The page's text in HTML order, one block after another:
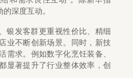
深度互动。
银发客群更重视性价比、精细
业不断创新场景。同时，新技
求。例如数字化烹饪装备、
显著提升了行业整体效率，创